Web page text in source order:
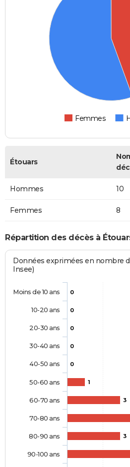
Femmes
Étouars
Hommes 10
Femmes 8
Répartition des décès à
Données exprimées en nombre
Insee)
0
0
0
0
0
1
3
3
Moins de 10 ans
10-20 ans
20-30 ans
30-40 ans
40-50 ans
50-60 ans
60-70 ans
70-80 ans
80-90 ans
90-100 ans